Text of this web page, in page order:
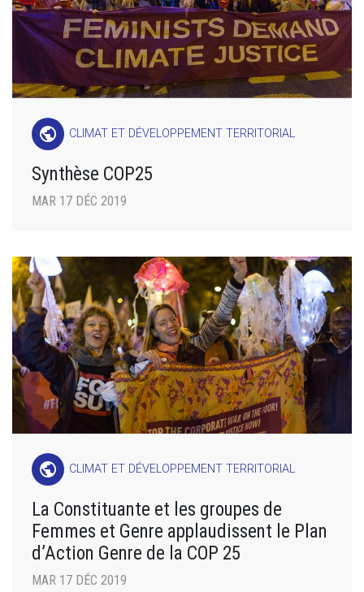
public CLIMAT ET DÉVELOPPEMENT TERRITORIAL
Synthèse COP25
MAR 17 DÉC 2019
public CLIMAT ET DÉVELOPPEMENT TERRITORIAL
La Constituante et les groupes de
Femmes et Genre applaudissent le Plan
d’Action Genre de la COP 25
MAR 17 DÉC 2019